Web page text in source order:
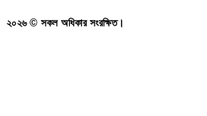
২০২৬ © সকল অধিকার সংরক্ষিত।